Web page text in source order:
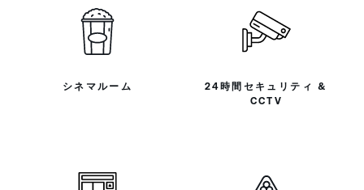
シネマルーム
24時間セキュリティ &
CCTV